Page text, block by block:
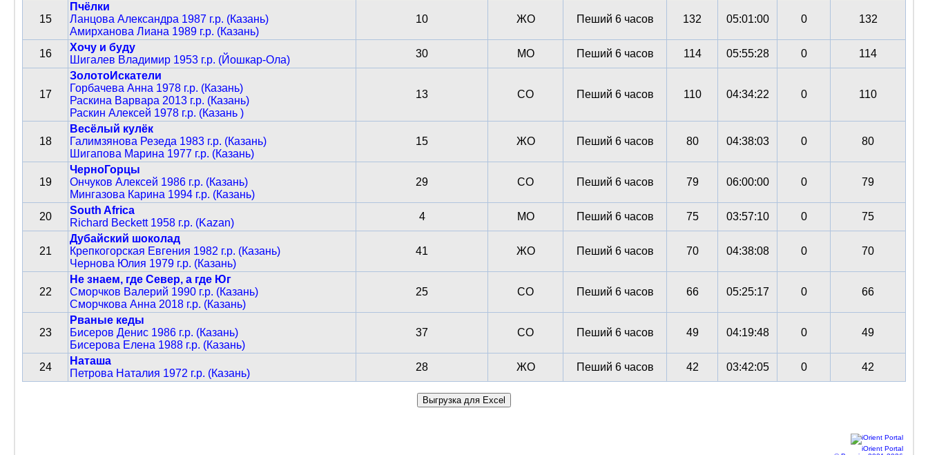
15
Пчёлки
Ланцова Александра 1987 г.р. (Казань)
Амирханова Лиана 1989 г.р. (Казань)
10 ЖО Пеший 6 часов 132 05:01:00 0 132
16
Хочу и буду
Шигалев Владимир 1953 г.р. (Йошкар-Ола)
30 МО Пеший 6 часов 114 05:55:28 0 114
17
ЗолотоИскатели
Горбачева Анна 1978 г.р. (Казань)
Раскина Варвара 2013 г.р. (Казань)
Раскин Алексей 1978 г.р. (Казань )
13 СО Пеший 6 часов 110 04:34:22 0 110
18
Весёлый кулёк
Галимзянова Резеда 1983 г.р. (Казань)
Шигапова Марина 1977 г.р. (Казань)
15 ЖО Пеший 6 часов 80 04:38:03 0 80
19
ЧерноГорцы
Ончуков Алексей 1986 г.р. (Казань)
Мингазова Карина 1994 г.р. (Казань)
29 СО Пеший 6 часов 79 06:00:00 0 79
20
South Africa
Richard Beckett 1958 г.р. (Kazan)
4 МО Пеший 6 часов 75 03:57:10 0 75
21
Дубайский шоколад
Крепкогорская Евгения 1982 г.р. (Казань)
Чернова Юлия 1979 г.р. (Казань)
41 ЖО Пеший 6 часов 70 04:38:08 0 70
22
Не знаем, где Север, а где Юг
Сморчков Валерий 1990 г.р. (Казань)
Сморчкова Анна 2018 г.р. (Казань)
25 СО Пеший 6 часов 66 05:25:17 0 66
23
Рваные кеды
Бисеров Денис 1986 г.р. (Казань)
Бисерова Елена 1988 г.р. (Казань)
37 СО Пеший 6 часов 49 04:19:48 0 49
24
Наташа
Петрова Наталия 1972 г.р. (Казань)
28 ЖО Пеший 6 часов 42 03:42:05 0 42
iOrient Portal